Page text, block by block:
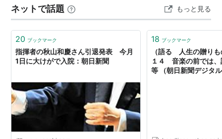
ジョナサン・ノット選曲・監修の「ザ・ベスト・オブ・
サンダーバード」。これは1965年に英国で作成…
ネットで話題 もっと見る
20 ブックマーク
指揮者の秋山和慶さん引退発表 今月
1日に大けがで入院：朝日新聞
18 ブックマーク
（語る 人生の贈り
１４ 音楽の前では、
等 （朝日新聞デジタ